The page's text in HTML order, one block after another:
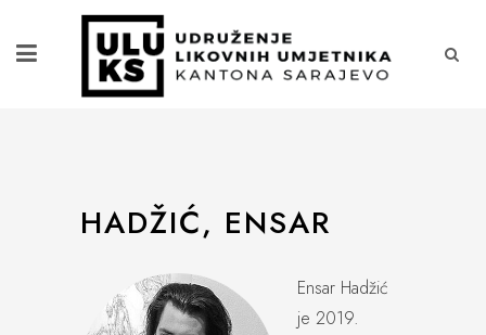
HADŽIĆ, ENSAR
Ensar Hadžić
je 2019.